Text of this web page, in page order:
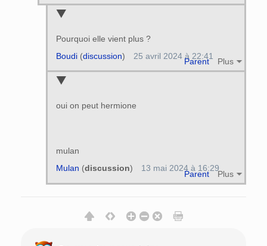
Pourquoi elle vient plus ?
Parent Plus
Boudi(discussion) 25 avril 2024 à 22:41
oui on peut hermione
mulan
Parent Plus
Mulan (discussion) 13 mai 2024 à 16:29